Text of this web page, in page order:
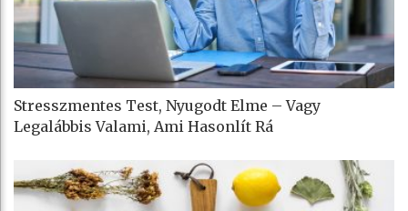
Stresszmentes Test, Nyugodt Elme – Vagy
Legalábbis Valami, Ami Hasonlít Rá